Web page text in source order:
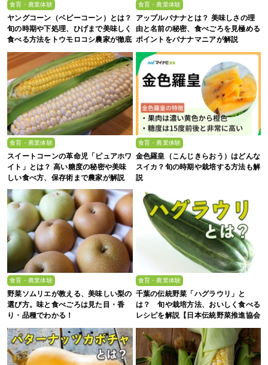
食育・農業体験
ヤングコーン（ベビーコーン）とは？
旬の時期や下処理、ひげまで美味しく
食べる方法をトウモロコシ農家が徹底
食育・農業体験
アップルバナナとは？ 美味しさの理
由と名前の秘密、食べごろを見極める
ポイントをバナナマニアが解説
食育・農業体験
スイートコーンの革命児「ピュアホワ
イト」とは？ 高い糖度の秘密や美味
しい食べ方、保存術まで農家が解説
食育・農業体験
金色羅皇（こんじきらおう）はどんな
スイカ？旬の時期や栽培する方法も解
説
食育・農業体験
野菜ソムリエが教える、美味しい梨の
選び方。味と食べごろは見た目・香
り・品種でわかる！
食育・農業体験
千葉の伝統野菜「ハグラウリ」と
は？ 旬や栽培方法、おいしく食べる
レシピを解説【日本伝統野菜推進協会
監修】